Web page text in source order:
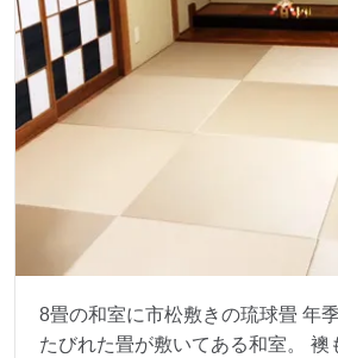
8畳の和室に市松敷きの琉球畳 年
たびれた畳が敷いてある和室。 襖